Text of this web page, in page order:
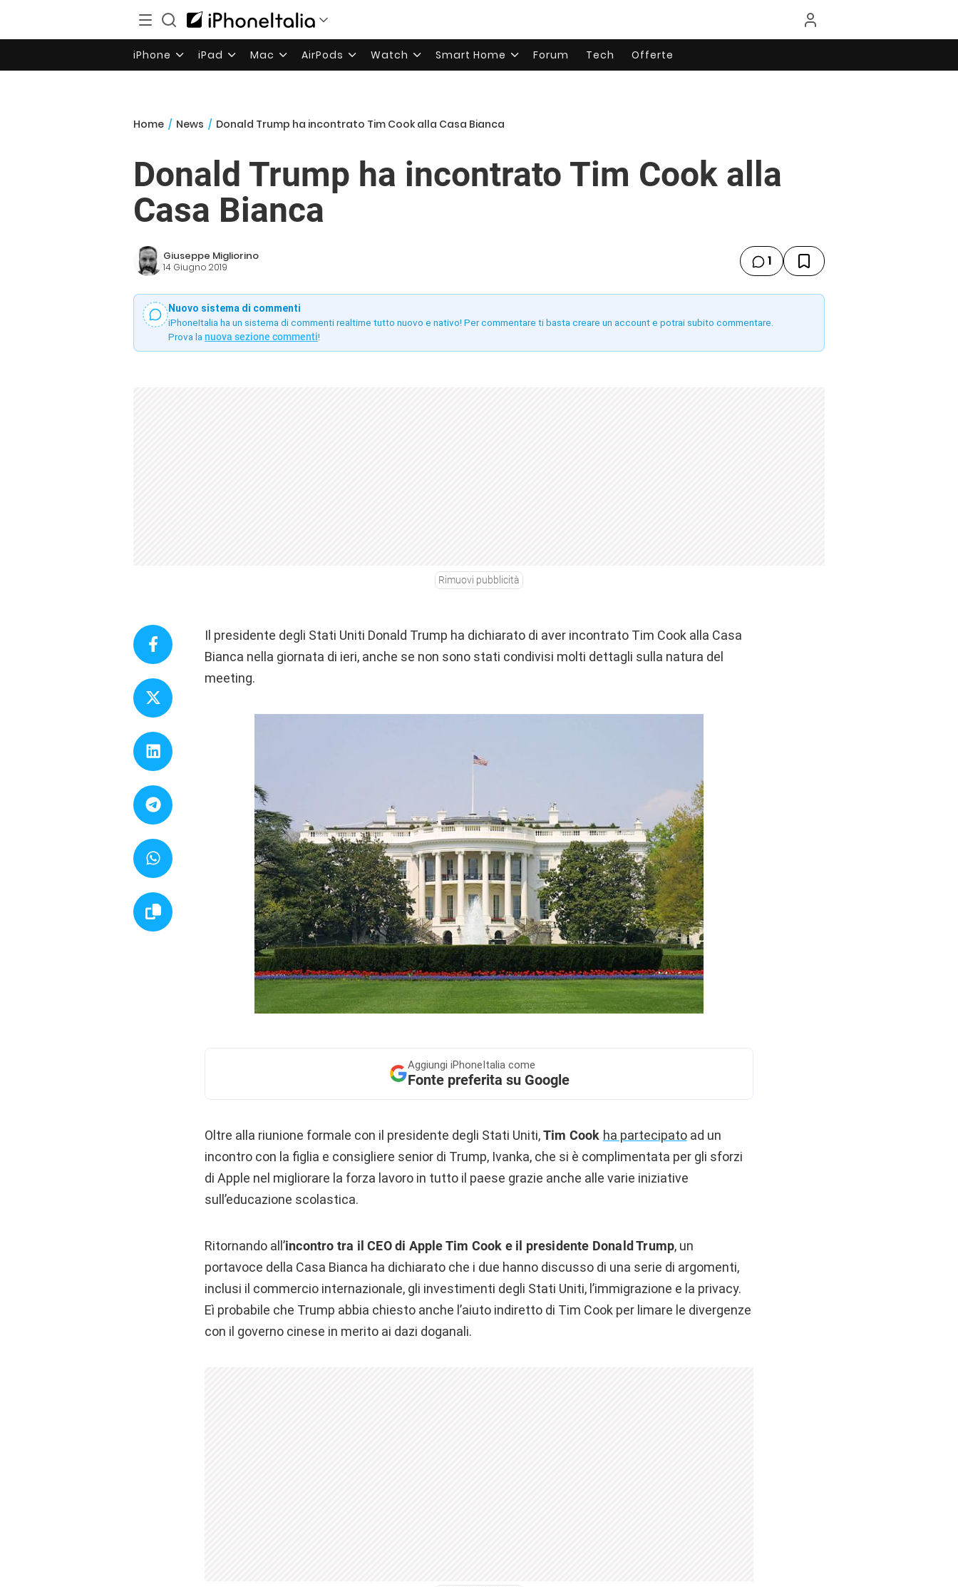
iPhone iPad Mac AirPods Watch Smart Home Forum Tech Offerte
Home / News / Donald Trump ha incontrato Tim Cook alla Casa Bianca
Donald Trump ha incontrato Tim Cook alla
Casa Bianca
Giuseppe Migliorino
14 Giugno 2019 1
Nuovo sistema di commenti
iPhoneItalia ha un sistema di commenti realtime tutto nuovo e nativo! Per commentare ti basta creare un account e potrai subito commentare.
Prova la nuova sezione commenti!
Rimuovi pubblicità
Il presidente degli Stati Uniti Donald Trump ha dichiarato di aver incontrato Tim Cook alla Casa
Bianca nella giornata di ieri, anche se non sono stati condivisi molti dettagli sulla natura del
meeting.
Aggiungi iPhoneItalia come
Fonte preferita su Google
Oltre alla riunione formale con il presidente degli Stati Uniti,Tim Cook ha partecipatoad un
incontro con la figlia e consigliere senior di Trump, Ivanka, che si è complimentata per gli sforzi
di Apple nel migliorare la forza lavoro in tutto il paese grazie anche alle varie iniziative
sull’educazione scolastica.
Ritornando all’incontro tra il CEO di Apple Tim Cook e il presidente Donald Trump, un
portavoce della Casa Bianca ha dichiarato che i due hanno discusso di una serie di argomenti,
inclusi il commercio internazionale, gli investimenti degli Stati Uniti, l’immigrazione e la privacy.
Eì probabile che Trump abbia chiesto anche l’aiuto indiretto di Tim Cook per limare le divergenze
con il governo cinese in merito ai dazi doganali.